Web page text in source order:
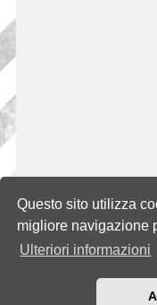
Questo sito utilizza
migliore navigazione
Ulteriori informazioni
INFORMAZIONE
Al momento non ti è
secondi.